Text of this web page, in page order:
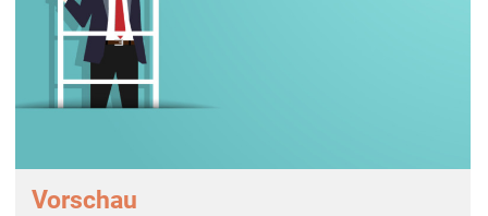
Vorschau